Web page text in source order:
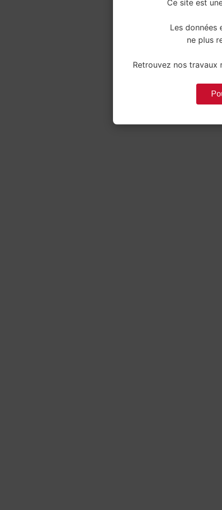
Ce site est
Les données
ne plus
Retrouvez nos